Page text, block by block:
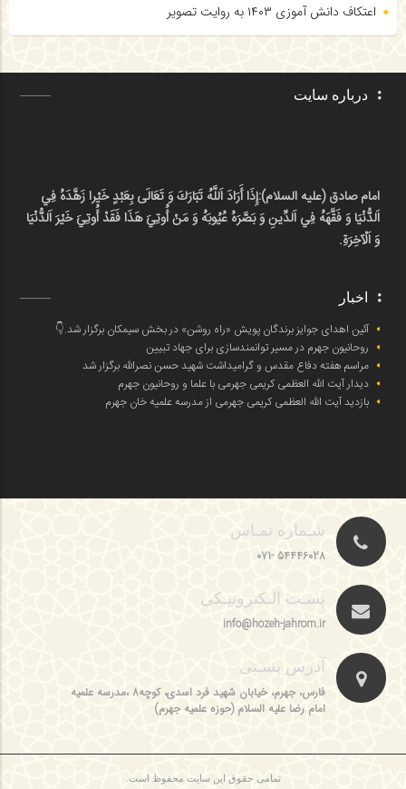
اعتکاف دانش آموزی ۱۴۰۳ به روایت تصویر
درباره سایت
امام صادق (علیه السلام):إِذَا أَرَادَ اَللَّهُ تَبَارَكَ وَ تَعَالَى بِعَبْدٍ خَيْرا زَهَّدَهُ فِي
اَلدُّنْيَا وَ فَقَّهَهُ فِي اَلدِّينِ وَ بَصَّرَهُ عُيُوبَهُ وَ مَنْ أُوتِيَ هَذَا فَقَدْ أُوتِيَ خَيْرَ اَلدُّنْيَا
وَ اَلْآخِرَةِ.
اخبار
آئین اهدای جوایز برندگان پویش «راه روشن» در بخش سیمکان برگزار شد.👇
روحانیون جهرم در مسیر توانمندسازی برای جهاد تبیین
مراسم هفته دفاع مقدس و گرامیداشت شهید حسن نصرالله برگزار شد
دیدار آیت الله العظمی کریمی جهرمی با علما و روحانیون جهرم
بازدید آیت الله العظمی کریمی جهرمی از مدرسه علمیه خان جهرم
شـماره تمـاس
54446028 -071
پسـت الـکترونیـکی
info@hozeh-jahrom.ir
آدرس پسـتی
فارس، جهرم، خیابان شهید فرد اسدی، کوچه8 ،مدرسه علمیه
امام رضا علیه السلام (حوزه علمیه جهرم)
تمامی حقوق این سایت محفوظ است.